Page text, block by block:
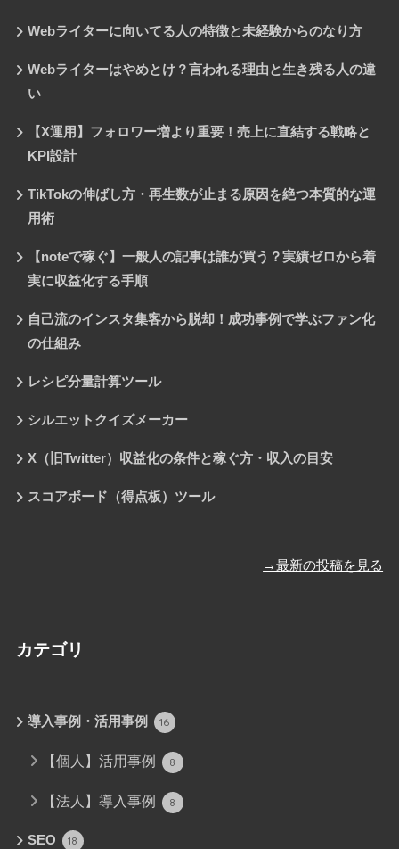
Webライターに向いてる人の特徴と未経験からのなり方
Webライターはやめとけ？言われる理由と生き残る人の違
い
【X運用】フォロワー増より重要！売上に直結する戦略と
KPI設計
TikTokの伸ばし方・再生数が止まる原因を絶つ本質的な運
用術
【noteで稼ぐ】一般人の記事は誰が買う？実績ゼロから着
実に収益化する手順
自己流のインスタ集客から脱却！成功事例で学ぶファン化
の仕組み
レシピ分量計算ツール
シルエットクイズメーカー
X（旧Twitter）収益化の条件と稼ぐ方・収入の目安
スコアボード（得点板）ツール
→最新の投稿を見る
カテゴリ
導入事例・活用事例 16
【個人】活用事例 8
【法人】導入事例 8
SEO 18